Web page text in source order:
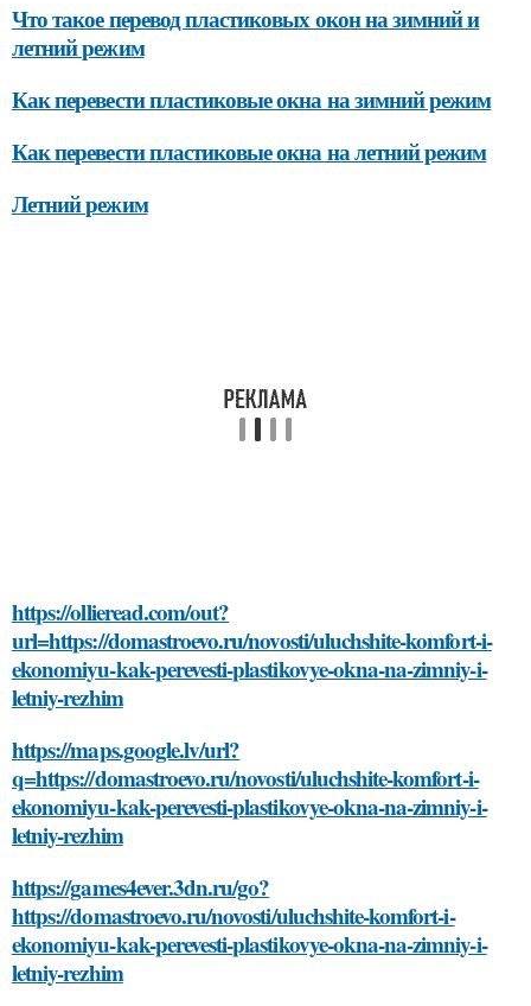
Что такое перевод пластиковых окон на зимний и
летний режим
Как перевести пластиковые окна на зимний режим
Как перевести пластиковые окна на летний режим
Летний режим
https://ollieread.com/out?
url=https://domastroevo.ru/novosti/uluchshite-komfort-i-
ekonomiyu-kak-perevesti-plastikovye-okna-na-zimniy-i-
letniy-rezhim
https://maps.google.lv/url?
q=https://domastroevo.ru/novosti/uluchshite-komfort-i-
ekonomiyu-kak-perevesti-plastikovye-okna-na-zimniy-i-
letniy-rezhim
https://games4ever.3dn.ru/go?
https://domastroevo.ru/novosti/uluchshite-komfort-i-
ekonomiyu-kak-perevesti-plastikovye-okna-na-zimniy-i-
letniy-rezhim